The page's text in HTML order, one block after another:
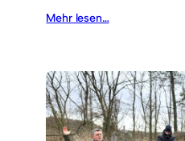
Mehr lesen…